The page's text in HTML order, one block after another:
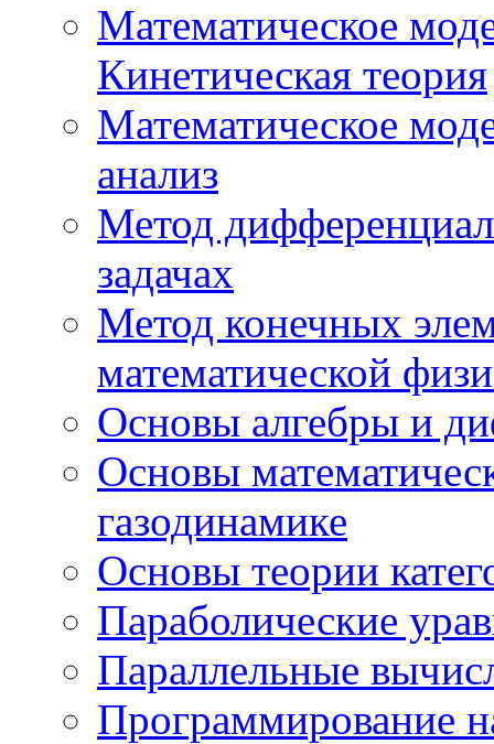
Математическое
Кинетическая теория
Математическое
анализ
Метод
задачах
Метод конечных
математической
Основы алгебры и
Основы
газодинамике
Основы теории
Параболические
Параллельные
Программирование